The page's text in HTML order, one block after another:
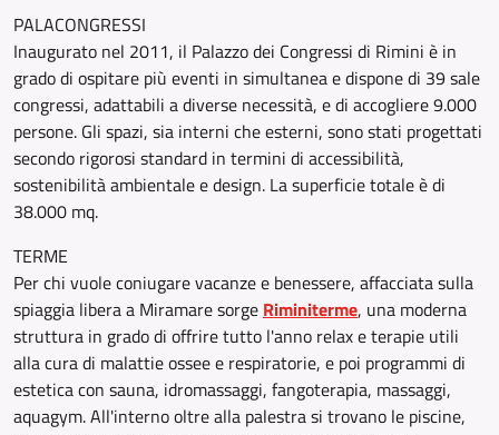
PALACONGRESSI
Inaugurato nel 2011, il Palazzo dei Congressi di Rimi­ni è in
grado di ospitare più eventi in simultanea e dispo­ne di 39 sale
congressi, adattabili a diverse necessità, e di accogliere 9.000
persone. Gli spazi, sia interni che esterni, sono stati progettati
secondo rigorosi standard in termini di accessibilità,
sostenibilità ambientale e de­sign. La superficie totale è di
38.000 mq.
TERME
Per chi vuole coniugare vacanze e benessere, affacciata sulla
spiaggia libera a Miramare sorge Riminiterme, una moderna
struttura in grado di offrire tutto l'anno relax e terapie utili
alla cura di malattie ossee e respiratorie, e poi programmi di
estetica con sauna, idromassaggi, fangoterapia, massaggi,
aquagym. All'interno oltre alla palestra si trovano le piscine,